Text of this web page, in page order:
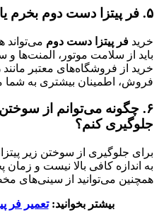
۵. فر پیتزا دست دوم بخرم
خرید فر پیتزا دست دوم می‌تواند
باید از سلامت موتور، المنت‌ها
خرید از فروشگاه‌های معتبر مانند
فروش، اطمینان بیشتری به شما
۶. چگونه می‌توانم از
جلوگیری کنم؟
برای جلوگیری از سوختن زیر
به اندازه کافی بالا نیست و
همچنین می‌توانید از سینی‌های
بیشتر بخوانید:تعمیر فر